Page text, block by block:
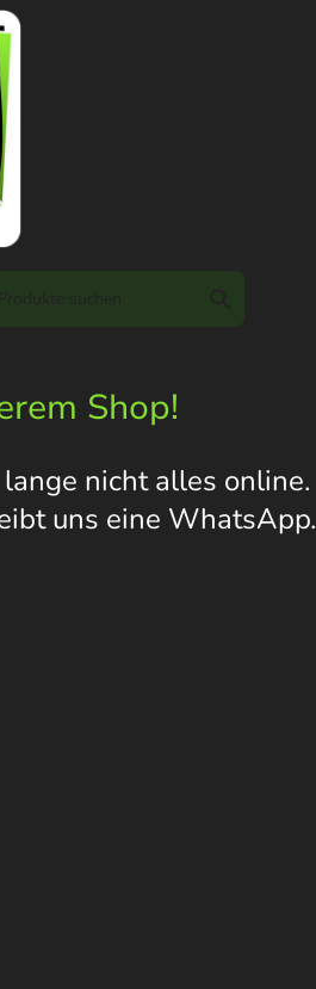
Shop!
nicht alles online.
uns eine WhatsApp.